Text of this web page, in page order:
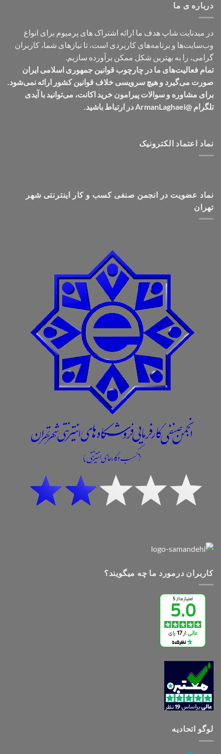
درباره ی ما
در میدنایت شاپ هدف ما ارائه اشتراک های پرمیوم برای انواع
وب‌سایت‌ها و برنامه‌های کاربردی است، تا نیازهای شما، کاربران
گرامی، را به بهترین شکل ممکن برآورده سازیم.
تمام فعالیت‌های ما در چارچوب قوانین جمهوری اسلامی ایران
صورت می‌گیرد و هیچ سرویسی خلاف قوانین کشور ارائه نمی‌شود.
برای مشاوره و سوالات پیرامون خرید اکانت، می‌توانید با آیدی
تلگرام @ArmanLaghaei در ارتباط باشید.
نماد اعتماد الکترونیک
نماد عضویت در انجمن صنفی کسب و کار اینترنتی شهر
تهران
کاربران درمورد ما چه میگویند؟
لوگو اتحادیه